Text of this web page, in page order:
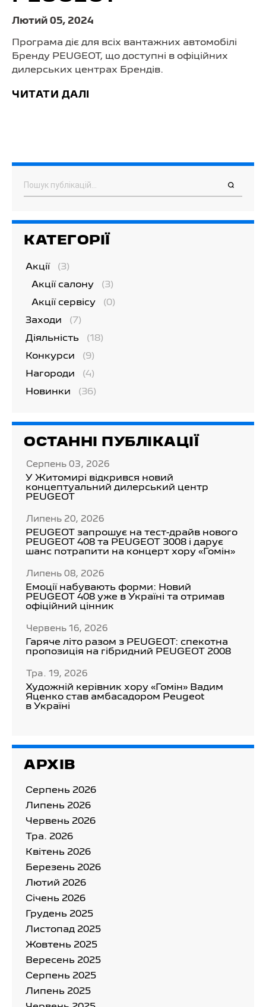
Лютий 05, 2024
Програма діє для всіх вантажних автомобілі
Бренду PEUGEOT, що доступні в офіційних
дилерських центрах Брендів.
ЧИТАТИ ДАЛІ
Пошук
КАТЕГОРІЇ
Акції (3)
Акції салону (3)
Акції сервісу (0)
Заходи (7)
Діяльність (18)
Конкурси (9)
Нагороди (4)
Новинки (36)
ОСТАННІ ПУБЛІКАЦІЇ
Серпень 03, 2026
У Житомирі відкрився новий
концептуальний дилерський центр
PEUGEOT
Липень 20, 2026
PEUGEOT запрошує на тест-драйв нового
PEUGEOT 408 та PEUGEOT 3008 і дарує
шанс потрапити на концерт хору «Гомін»
Липень 08, 2026
Емоції набувають форми: Новий
PEUGEOT 408 уже в Україні та отримав
офіційний цінник
Червень 16, 2026
Гаряче літо разом з PEUGEOT: спекотна
пропозиція на гібридний PEUGEOT 2008
Тра. 19, 2026
Художній керівник хору «Гомін» Вадим
Яценко став амбасадором Peugeot
в Україні
АРХІВ
Серпень 2026
Липень 2026
Червень 2026
Тра. 2026
Квітень 2026
Березень 2026
Лютий 2026
Cічень 2026
Грудень 2025
Листопад 2025
Жовтень 2025
Вересень 2025
Серпень 2025
Липень 2025